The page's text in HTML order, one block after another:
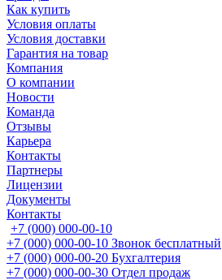
Как купить
Условия оплаты
Условия доставки
Гарантия на товар
Компания
О компании
Новости
Команда
Отзывы
Карьера
Контакты
Партнеры
Лицензии
Документы
Контакты
+7 (000) 000-00-10
+7 (000) 000-00-10 Звонок бесплатный
+7 (000) 000-00-20 Бухгалтерия
+7 (000) 000-00-30 Отдел продаж